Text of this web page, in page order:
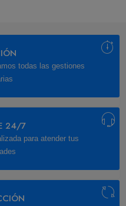
todas las gestiones
24/7
para atender tus